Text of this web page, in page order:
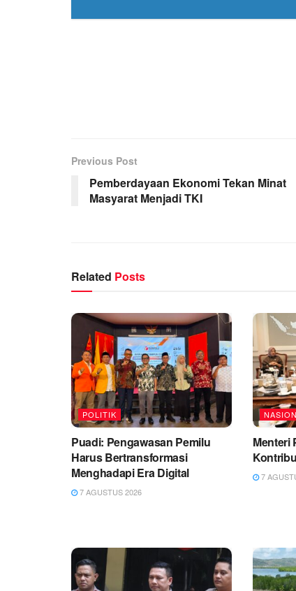
Previous Post
Pemberdayaan Ekonomi Tekan Minat
Masyarat Menjadi TKI
Related Posts
POLITIK
Puadi: Pengawasan Pemilu
Harus Bertransformasi
Menghadapi Era Digital
7 AGUSTUS 2026
Menteri
7